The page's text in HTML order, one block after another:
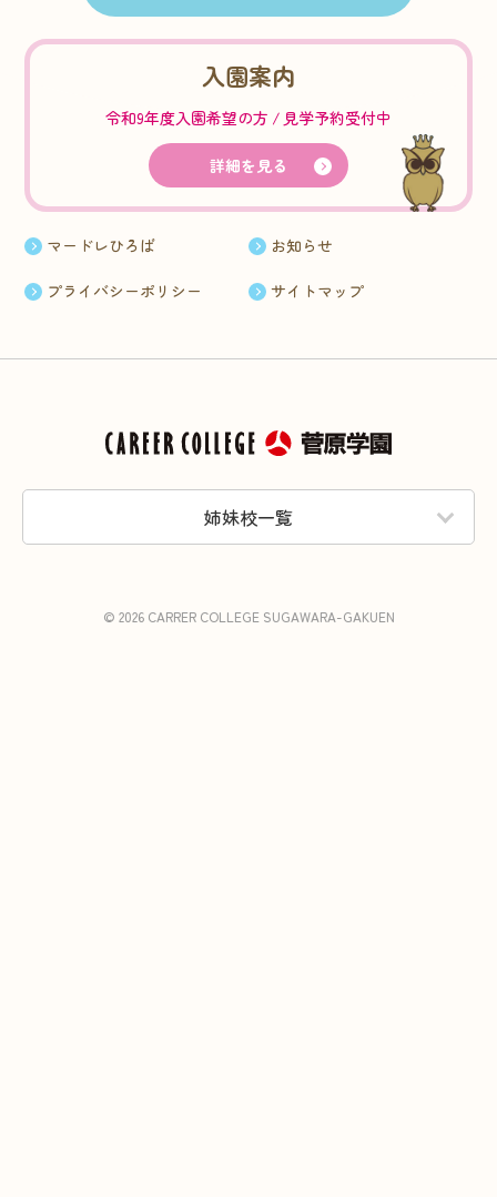
入園案内
令和9年度入園希望の方 見学予約受付中
詳細を見る
マードレひろば お知らせ
プライバシーポリシー サイトマップ
姉妹校一覧
© 2026 CARRER COLLEGE SUGAWARA-GAKUEN